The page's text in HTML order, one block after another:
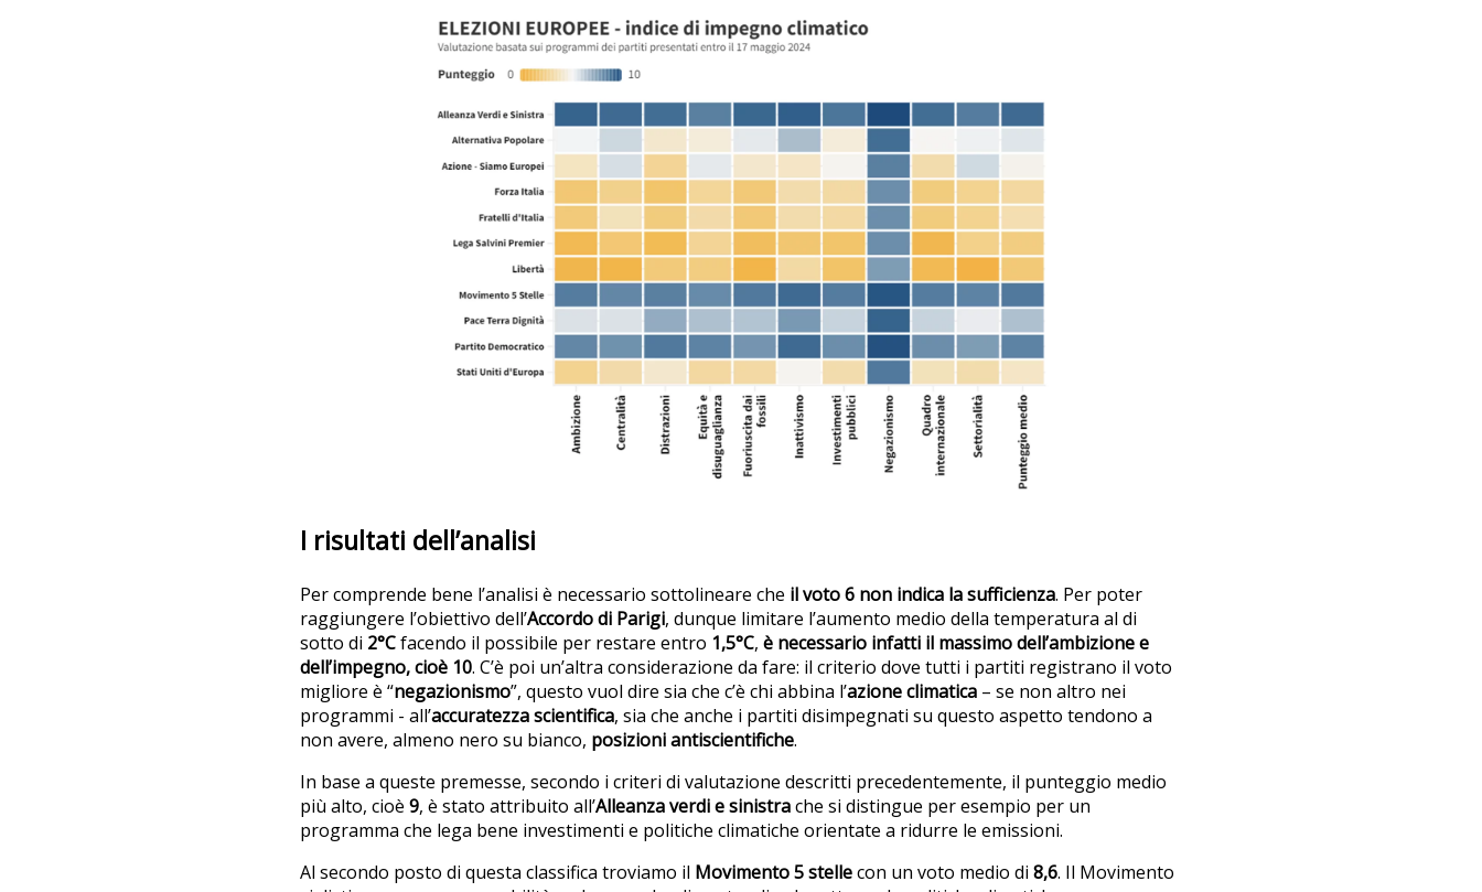
I risultati dell’analisi
Per comprende bene l’analisi è necessario sottolineare che il voto 6 non indica la sufficienza. Per poter
raggiungere l’obiettivo dell’Accordo di Parigi, dunque limitare l’aumento medio della temperatura al di
sotto di 2°Cfacendo il possibile per restare entro 1,5°C, è necessario infatti il massimo dell’ambizione e
dell’impegno, cioè 10. C’è poi un’altra considerazione da fare: il criterio dove tutti i partiti registrano il voto
migliore è “negazionismo”, questo vuol dire sia che c’è chi abbina l’azione climatica – se non altro nei
programmi - all’accuratezza scientifica, sia che anche i partiti disimpegnati su questo aspetto tendono a
non avere, almeno nero su bianco, posizioni antiscientifiche.
In base a queste premesse, secondo i criteri di valutazione descritti precedentemente, il punteggio medio
più alto, cioè 9, è stato attribuito all’Alleanza verdi e sinistrache si distingue per esempio per un
programma che lega bene investimenti e politiche climatiche orientate a ridurre le emissioni.
Al secondo posto di questa classifica troviamo il Movimento 5 stellecon un voto medio di 8,6. Il Movimento